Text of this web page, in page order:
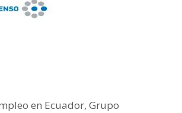
en Ecuador,Grupo